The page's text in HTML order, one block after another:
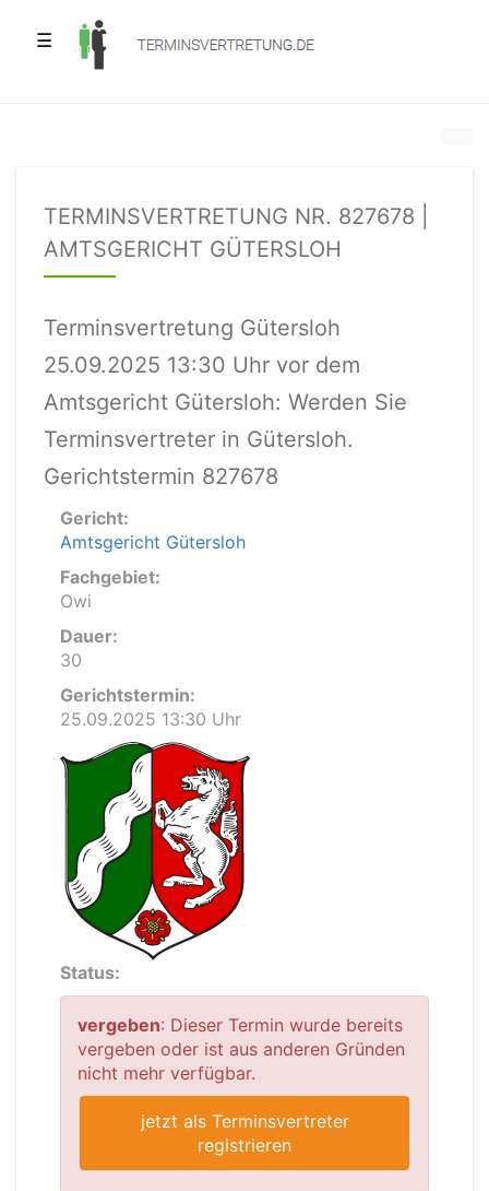
☰
TERMINSVERTRETUNG NR. 827678 |
AMTSGERICHT GÜTERSLOH
Terminsvertretung Gütersloh
25.09.2025 13:30 Uhr vor dem
Amtsgericht Gütersloh: Werden Sie
Terminsvertreter in Gütersloh.
Gerichtstermin 827678
Gericht:
Amtsgericht Gütersloh
Fachgebiet:
Owi
Dauer:
30
Gerichtstermin:
25.09.2025 13:30 Uhr
Status:
vergeben: Dieser Termin wurde bereits
vergeben oder ist aus anderen Gründen
nicht mehr verfügbar.
jetzt als Terminsvertreter
registrieren